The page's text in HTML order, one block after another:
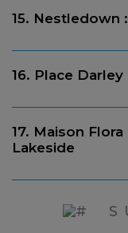
15. Nestledown
16. Place Darley
17. Maison
Lakeside